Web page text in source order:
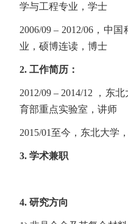
学与工程专业，学士
2006/09 – 2012/06，中
业，硕博连读，博士
2. 工作简历：
2012/09 – 2014/12 ，东
育部重点实验室，讲师
2015/01至今，东北大学
3. 学术兼职
4. 研究方向